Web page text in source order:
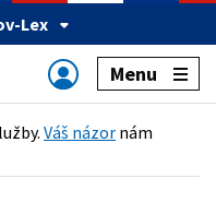
Lex
Menu
Váš názor nám